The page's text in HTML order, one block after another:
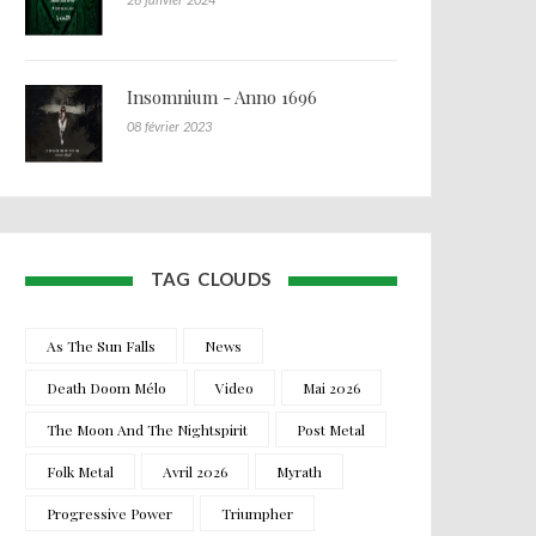
Insomnium - Anno 1696
08 février 2023
TAG CLOUDS
As The Sun Falls News
Death Doom Mélo Video Mai 2026
The Moon And The Nightspirit Post Metal
Folk Metal Avril 2026 Myrath
Progressive Power Triumpher